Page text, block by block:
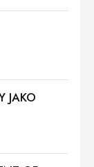
JAKO